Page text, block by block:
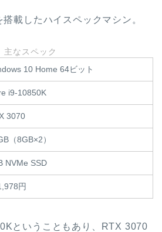
載したハイスペックマシン。
主なスペック
10 Home 64ビット
i9-10850K
3070
（8GB×2）
NVMe SSD
円
ということもあり、RTX 3070